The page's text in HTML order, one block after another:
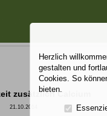
zusätzlich Calcium
21.10.2014
Herzlich
gestalten und
Cookies. So
bieten.